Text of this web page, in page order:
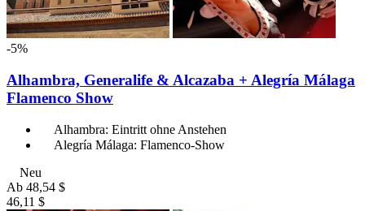
-5%
Alhambra, Generalife & Alcazaba + Alegría Málaga
Flamenco Show
Alhambra: Eintritt ohne Anstehen
Alegría Málaga: Flamenco-Show
Neu
Ab 48,54 $
46,11 $